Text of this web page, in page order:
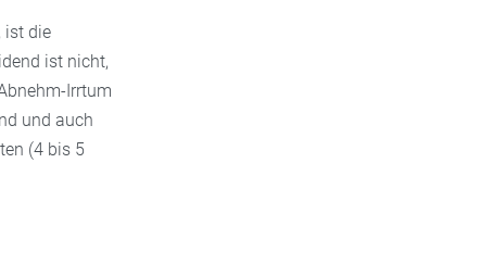
ist die
ist nicht,
Irrtum
und auch
(4 bis 5